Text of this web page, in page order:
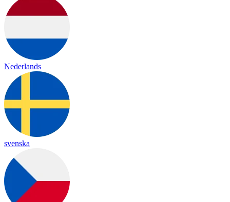
Nederlands
svenska